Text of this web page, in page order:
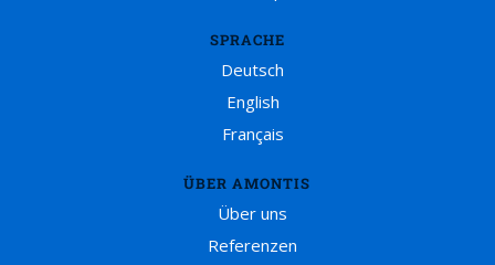
SPRACHE
Deutsch
English
Français
ÜBER AMONTIS
Über uns
Referenzen